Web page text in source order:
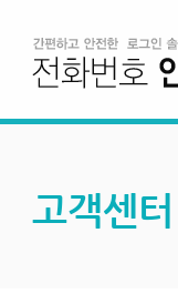
고객센터